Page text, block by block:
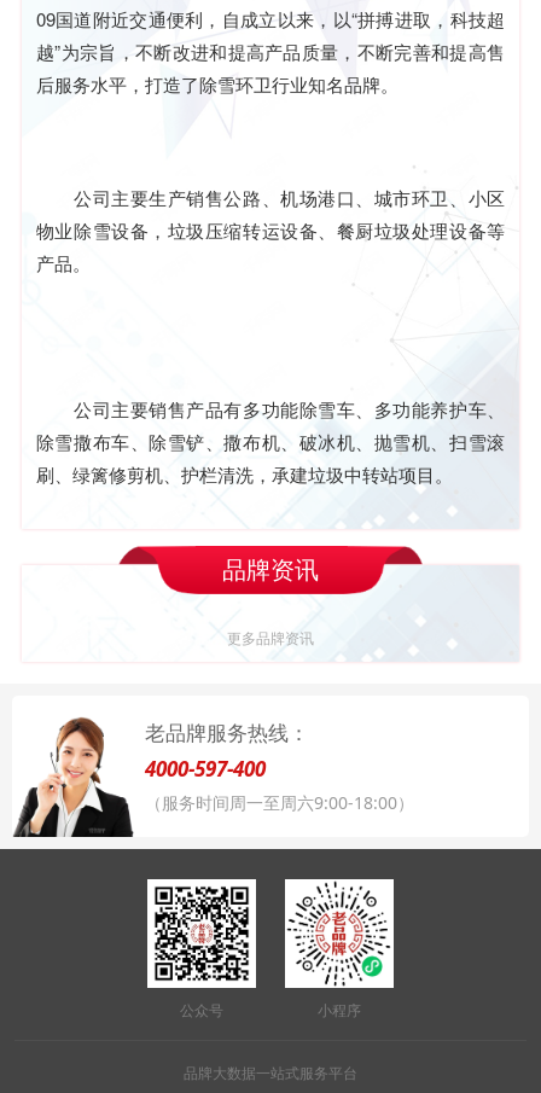
09国道附近交通便利，自成立以来，以“拼搏进取，科技超
越”为宗旨，不断改进和提高产品质量，不断完善和提高售
后服务水平，打造了除雪环卫行业知名品牌。
公司主要生产销售公路、机场港口、城市环卫、小区
物业除雪设备，垃圾压缩转运设备、餐厨垃圾处理设备等
产品。
公司主要销售产品有多功能除雪车、多功能养护车、
除雪撒布车、除雪铲、撒布机、破冰机、抛雪机、扫雪滚
刷、绿篱修剪机、护栏清洗，承建垃圾中转站项目。
品牌资讯
更多品牌资讯
老品牌服务热线：
4000-597-400
（服务时间周一至周六9:00-18:00）
公众号 小程序
品牌大数据一站式服务平台